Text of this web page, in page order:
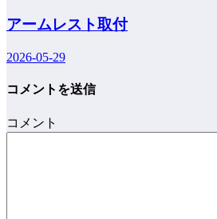
アームレスト取付
2026-05-29
コメントを送信
コメント